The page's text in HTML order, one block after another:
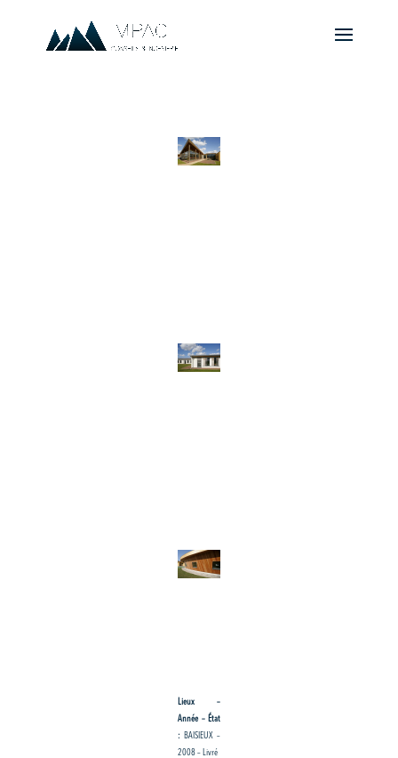
Lieux –
Année – État
: BAISIEUX –
2008 – Livré